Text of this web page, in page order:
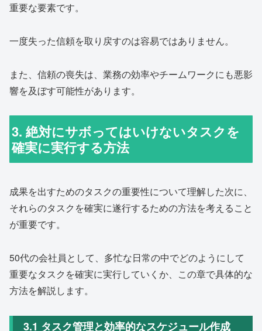
重要な要素です。
一度失った信頼を取り戻すのは容易ではありません。
また、信頼の喪失は、業務の効率やチームワークにも悪影
響を及ぼす可能性があります。
3. 絶対にサボってはいけないタスクを
確実に実行する方法
成果を出すためのタスクの重要性について理解した次に、
それらのタスクを確実に遂行するための方法を考えること
が重要です。
50代の会社員として、多忙な日常の中でどのようにして
重要なタスクを確実に実行していくか、この章で具体的な
方法を解説します。
3.1 タスク管理と効率的なスケジュール作成